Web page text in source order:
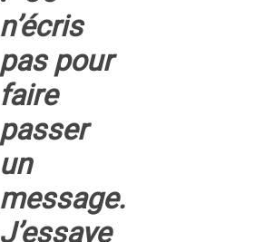
n’écris
pas pour
faire
passer
un
message.
J’essaye